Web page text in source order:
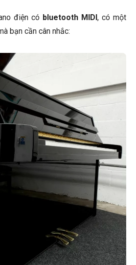
điện có bluetooth MIDI, có một
bạn cần cân nhắc: